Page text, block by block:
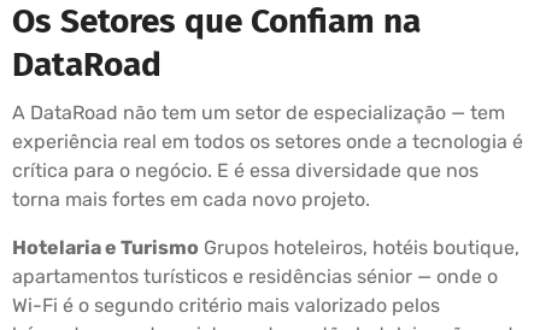
Os Setores que Confiam na
DataRoad
A DataRoad não tem um setor de especialização — tem
experiência real em todos os setores onde a tecnologia é
crítica para o negócio. E é essa diversidade que nos
torna mais fortes em cada novo projeto.
Hotelaria e Turismo Grupos hoteleiros, hotéis boutique,
apartamentos turísticos e residências sénior — onde o
Wi-Fi é o segundo critério mais valorizado pelos